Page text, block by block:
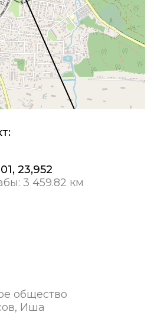
23,952
3 459.82 км
общество
Иша